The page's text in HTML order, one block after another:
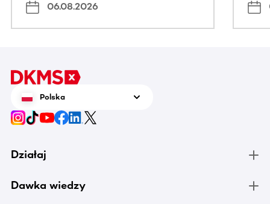
06.08.2026
Polska
Działaj
Dawka wiedzy